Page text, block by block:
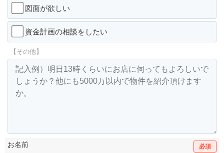
図面が欲しい
資金計画の相談をしたい
【その他】
お名前 必須